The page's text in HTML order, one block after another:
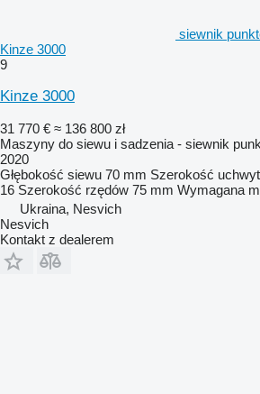
siewnik
Kinze 3000
9
Kinze 3000
31 770 € ≈ 136 800 zł
Maszyny do siewu i sadzenia - siewnik
2020
Głębokość siewu 70 mm Szerokość
16 Szerokość rzędów 75 mm Wymagana
Ukraina, Nesvich
Nesvich
Kontakt z dealerem